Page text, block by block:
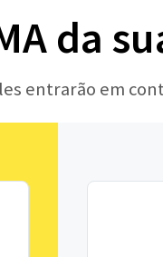
da
entrarão em